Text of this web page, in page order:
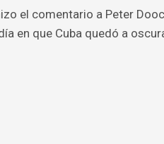
el comentario a Peter
en que Cuba quedó a